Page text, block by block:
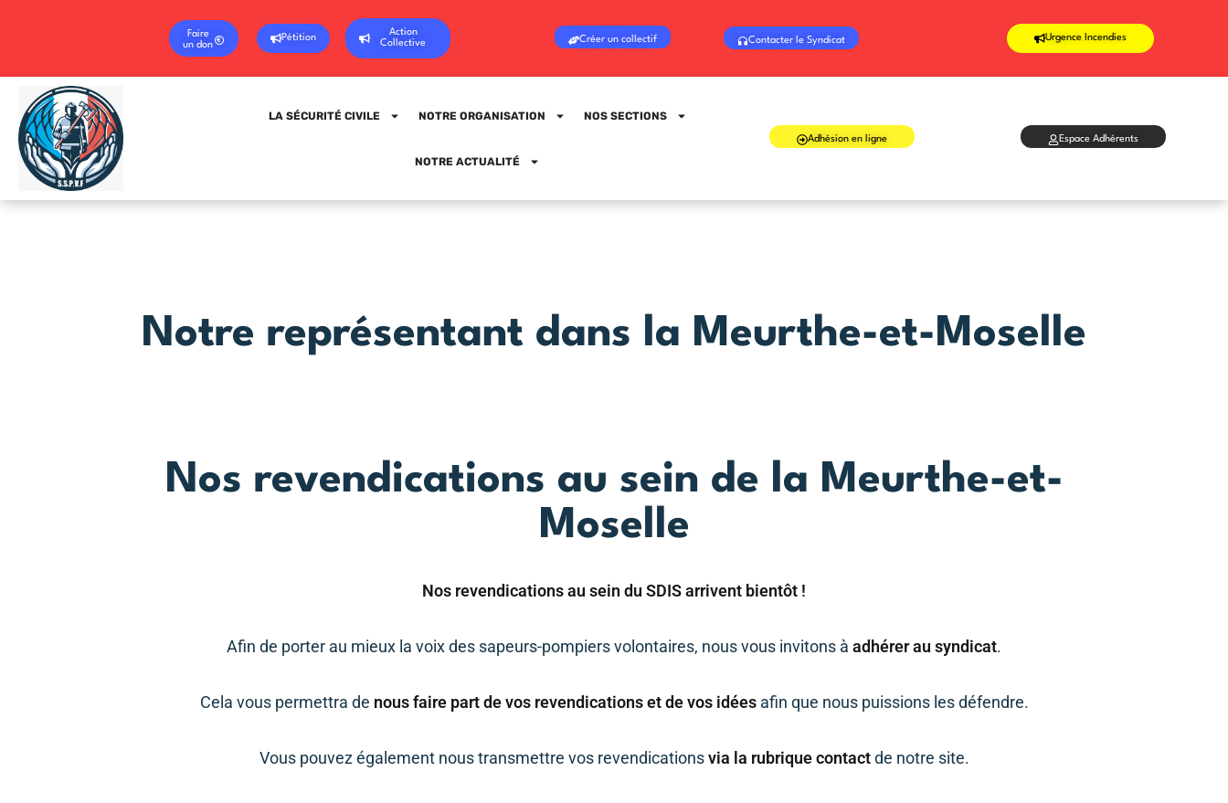
Faire
un don
Pétition
Action
Collective
Créer un collectif Contacter le Syndicat Urgence Incendies
LA SÉCURITÉ CIVILE NOTRE ORGANISATION NOS SECTIONS
NOTRE ACTUALITÉ
Adhésion en ligne Espace Adhérents
Notre représentant dans la Meurthe-et-Moselle
Nos revendications au sein de la Meurthe-et-
Moselle
Nos revendications au sein du SDIS arrivent bientôt !
Afin de porter au mieux la voix des sapeurs-pompiers volontaires, nous vous invitons à adhérer au syndicat.
Cela vous permettra de nous faire part de vos revendications et de vos idéesafin que nous puissions les défendre.
Vous pouvez également nous transmettre vos revendicationsvia la rubrique contactde notre site.
Sign in
Remember me Lost your password?